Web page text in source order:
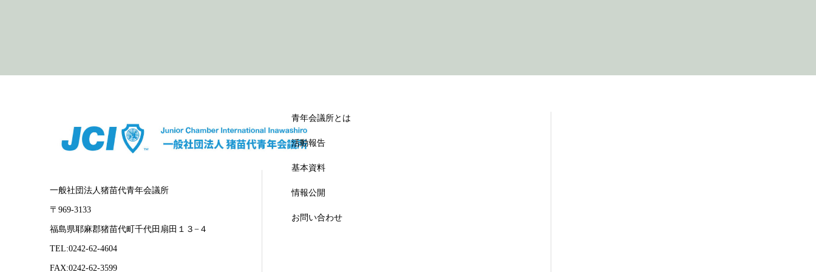
一般社団法人猪苗代青年会議所
〒969-3133
福島県耶麻郡猪苗代町千代田扇田１３−４
TEL:0242-62-4604
FAX:0242-62-3599
青年会議所とは
活動報告
基本資料
情報公開
お問い合わせ